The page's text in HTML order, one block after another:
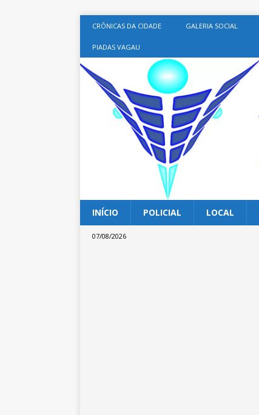
CRÔNICAS DA CIDADE GALERIA SOCIAL
PIADAS VAGAU
INÍCIO POLICIAL LOCAL
07/08/2026